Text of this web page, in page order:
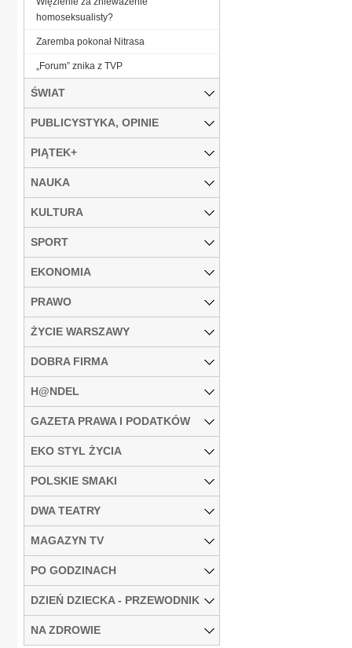
homoseksualisty?
Zaremba pokonał Nitrasa
„Forum” znika z TVP
ŚWIAT
PUBLICYSTYKA, OPINIE
PIĄTEK+
NAUKA
KULTURA
SPORT
EKONOMIA
PRAWO
ŻYCIE WARSZAWY
DOBRA FIRMA
H@NDEL
GAZETA PRAWA I PODATKÓW
EKO STYL ŻYCIA
POLSKIE SMAKI
DWA TEATRY
MAGAZYN TV
PO GODZINACH
DZIEŃ DZIECKA - PRZEWODNIK
NA ZDROWIE